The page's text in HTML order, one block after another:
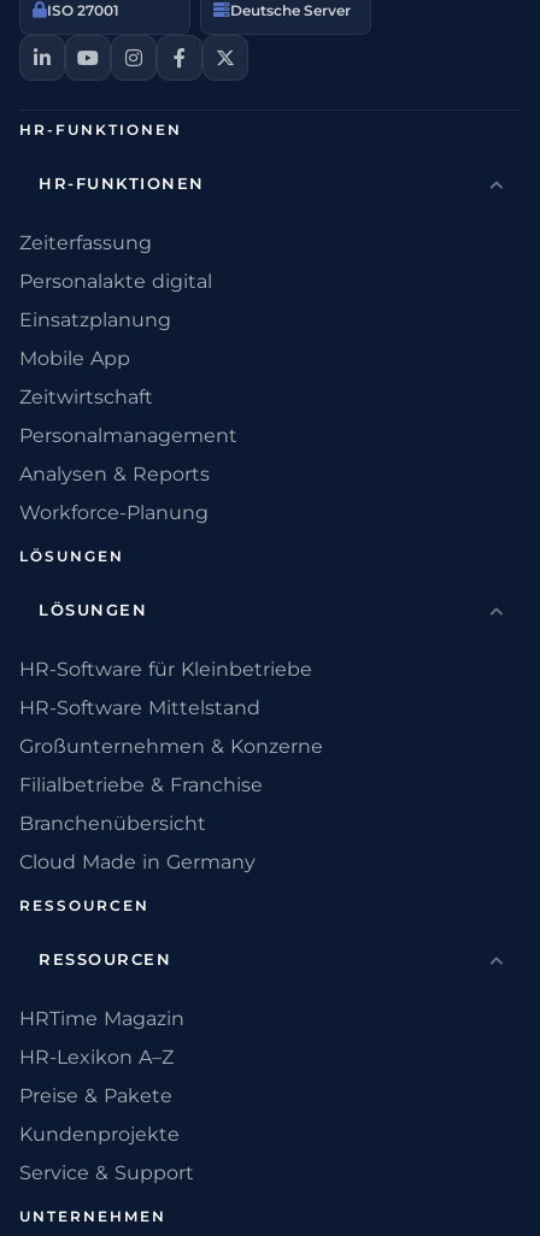
ISO 27001 Deutsche Server
HR-FUNKTIONEN
HR-FUNKTIONEN
Zeiterfassung
Personalakte digital
Einsatzplanung
Mobile App
Zeitwirtschaft
Personalmanagement
Analysen & Reports
Workforce-Planung
LÖSUNGEN
LÖSUNGEN
HR-Software für Kleinbetriebe
HR-Software Mittelstand
Großunternehmen & Konzerne
Filialbetriebe & Franchise
Branchenübersicht
Cloud Made in Germany
RESSOURCEN
RESSOURCEN
HRTime Magazin
HR-Lexikon A–Z
Preise & Pakete
Kundenprojekte
Service & Support
UNTERNEHMEN